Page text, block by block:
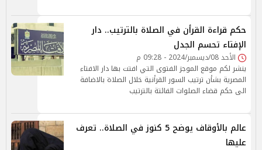
حكم قراءة القرأن في الصلاة بالترتيب.. دار
الإفتاء تحسم الجدل
الأحد 08/ديسمبر/2024 - 09:28 م
ينشر لكم موقع الموجز الفتوى التي افتت بها دار الافتاء
المصرية بشأن ترتيب السور القرأنية خلال الصلاة بالاضافة
الى حكم قضاء الصلوات الفائتة بالترتيب
عالم بالأوقاف يوضح 5 كنوز في الصلاة.. تعرف
عليها